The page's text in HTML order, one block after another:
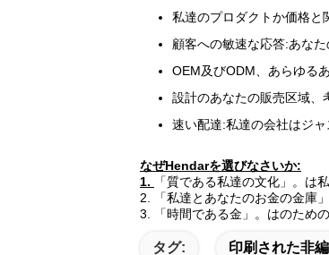
私達のプロダクトか価格と
顧客への敏速な応答:あな
OEM及びODM、あらゆる
設計のあなたの販売区域、
速い配達:私達の会社はジャ
なぜHendarを選びなさいか:
1.
「質である私達の文化」。は
2. 「私達とあなたのお金の金庫
3. 「時間である金」。はのため
タグ: 印刷された非